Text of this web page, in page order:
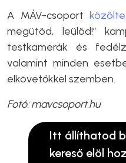
A MÁV-csoportközölte
megütöd, leülöd!”
testkamerák és
valamint minden
elkövetőkkel szemben.
Fotó: mavcsoport.hu
Itt állíthatod
kereső elöl